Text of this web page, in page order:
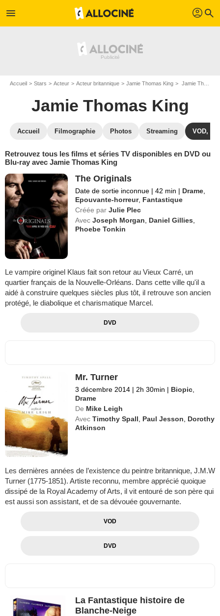
menu profil search
Accueil Stars Acteur Acteur britannique Jamie Thomas King Jamie Thomas King : ses Blu-Ray, DVD, VOD, SVOD
Jamie Thomas King
Accueil Filmographie Photos Streaming VOD,
Retrouvez tous les films et séries TV disponibles en DVD ou
Blu-ray avec Jamie Thomas King
The Originals
Date de sortie inconnue | 42 min | Drame
Epouvante-horreur, Fantastique
Créée par Julie Plec
Avec Joseph Morgan Daniel Gillies
Phoebe Tonkin
Le vampire originel Klaus fait son retour au Vieux Carré, un
quartier français de la Nouvelle-Orléans. Dans cette ville qu'il a
aidé à construire quelques siècles plus tôt, il retrouve son ancien
protégé, le diabolique et charismatique Marcel.
DVD
Mr. Turner
3 décembre 2014 | 2h 30min | Biopic
Drame
De Mike Leigh
Avec Timothy Spall Paul Jesson
Dorothy
Atkinson
Les dernières années de l’existence du peintre britannique, J.M.W
Turner (1775-1851). Artiste reconnu, membre apprécié quoique
dissipé de la Royal Academy of Arts, il vit entouré de son père qui
est aussi son assistant, et de sa dévouée gouvernante.
VOD
DVD
La Fantastique histoire de
Blanche-Neige